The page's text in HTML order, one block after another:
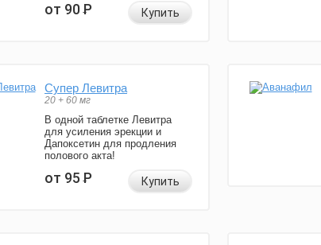
от 90Р Купить
Супер Левитра
20 + 60 мг
В одной таблетке Левитра
для усиления эрекции и
Дапоксетин для продления
полового акта!
от 95Р Купить